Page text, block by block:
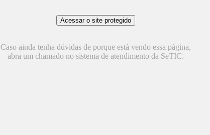
Caso ainda tenha dúvidas de porque está vendo essa página,
abra um chamado no sistema de atendimento da SeTIC.